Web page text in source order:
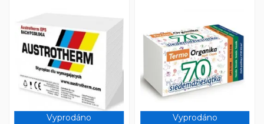
Vyprodáno Vyprodáno